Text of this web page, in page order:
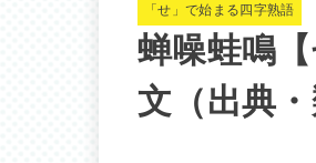
「せ」で始まる四字熟語
蝉噪蛙鳴
文（出典・